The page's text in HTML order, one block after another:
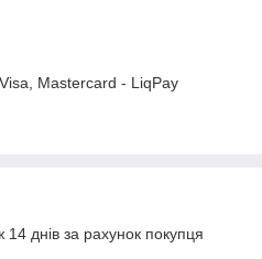
Mastercard - LiqPay
днів за рахунок покупця